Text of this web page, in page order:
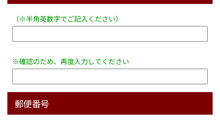
（※半角英数字でご記入ください）
※確認のため、再度入力してください
郵便番号